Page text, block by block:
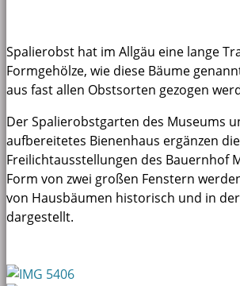
Spalierobst hat im Allgäu eine lange
Formgehölze, wie diese Bäume
aus fast allen Obstsorten gezogen
Der Spalierobstgarten des Museums
aufbereitetes Bienenhaus ergänzen
Freilichtausstellungen des Bauernhof
Form von zwei großen Fenstern
von Hausbäumen historisch und in
dargestellt.